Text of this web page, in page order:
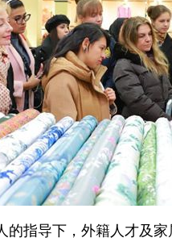
的指导下，外籍人才及